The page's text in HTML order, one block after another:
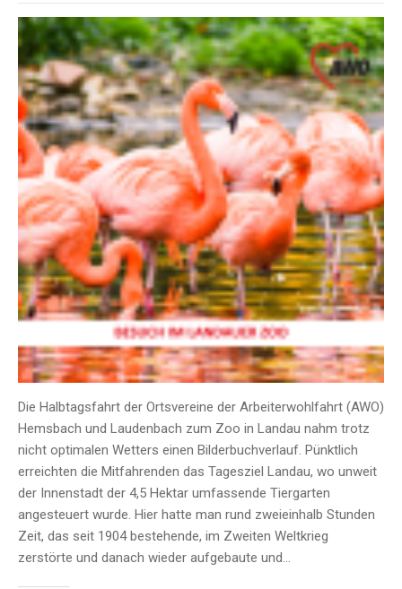
Die Halbtagsfahrt der Ortsvereine der Arbeiterwohlfahrt (AWO)
Hemsbach und Laudenbach zum Zoo in Landau nahm trotz
nicht optimalen Wetters einen Bilderbuchverlauf. Pünktlich
erreichten die Mitfahrenden das Tagesziel Landau, wo unweit
der Innenstadt der 4,5 Hektar umfassende Tiergarten
angesteuert wurde. Hier hatte man rund zweieinhalb Stunden
Zeit, das seit 1904 bestehende, im Zweiten Weltkrieg
zerstörte und danach wieder aufgebaute und…